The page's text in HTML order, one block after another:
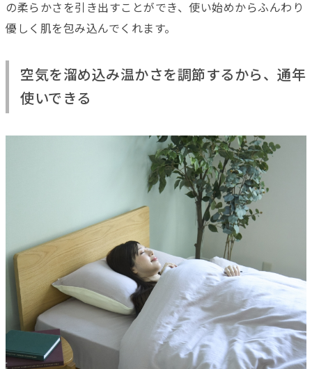
の柔らかさを引き出すことができ、使い始めからふんわり
優しく肌を包み込んでくれます。
空気を溜め込み温かさを調節するから、通年
使いできる